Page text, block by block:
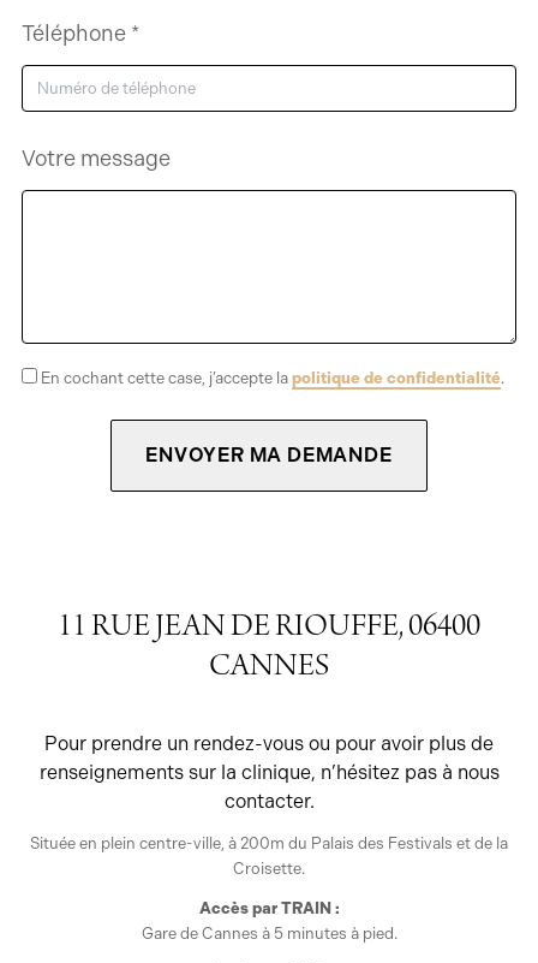
Téléphone *
Votre message
En cochant cette case, j’accepte la politique de confidentialité.
11 RUE JEAN DE RIOUFFE, 06400
CANNES
Pour prendre un rendez-vous ou pour avoir plus de
renseignements sur la clinique, n’hésitez pas à nous
contacter.
Située en plein centre-ville, à 200m du Palais des Festivals et de la
Croisette.
Accès par TRAIN :
Gare de Cannes à 5 minutes à pied.